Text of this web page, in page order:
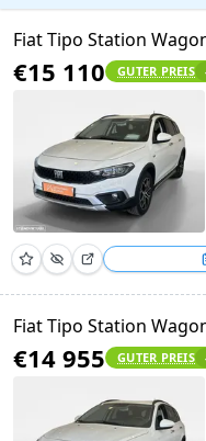
Fiat Tipo Station
€15 110 GUTER PREIS
Fiat Tipo Station
€14 955 GUTER PREIS